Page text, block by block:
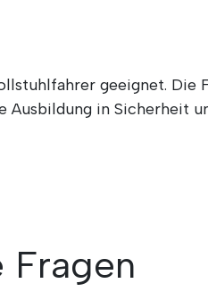
geeignet. Die
Ausbildung in Sicherheit
Fragen